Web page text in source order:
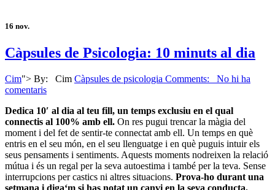
16 nov.
Càpsules de Psicologia: 10 minuts al dia
Cim"> By: Cim Càpsules de psicologia Comments: No hi ha
comentaris
Dedica 10′ al dia al teu fill, un temps exclusiu en el qual
connectis al 100% amb ell. On res pugui trencar la màgia del
moment i del fet de sentir-te connectat amb ell. Un temps en què
entris en el seu món, en el seu llenguatge i en què puguis intuir els
seus pensaments i sentiments. Aquests moments nodreixen la relació
mútua i és un regal per la seva autoestima i també per la teva. Sense
interrupcions per castics ni altres situacions. Prova-ho durant una
setmana i diga‘m si has notat un canvi en la seva conducta.